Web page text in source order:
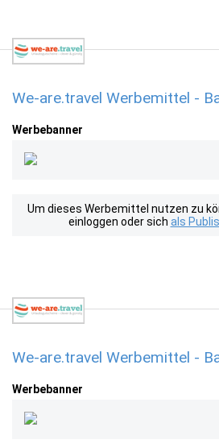
We-are.travel Werbemittel -
Werbebanner
Um dieses Werbemittel nutzen zu
einloggen oder sich als
We-are.travel Werbemittel -
Werbebanner